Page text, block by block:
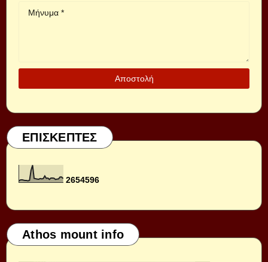
ΕΠΙΣΚΕΠΤΕΣ
2654596
Athos mount info